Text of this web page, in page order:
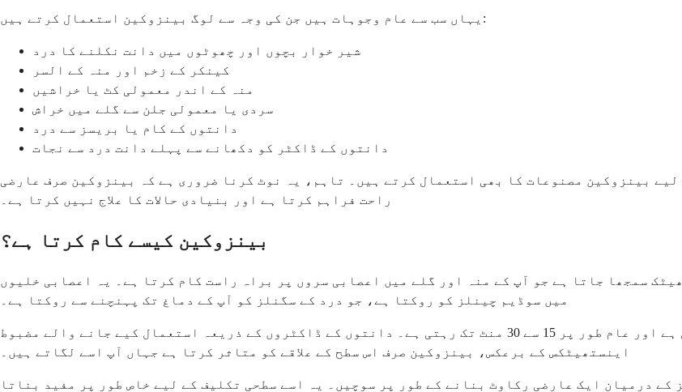
یہاں سب سے عام وجوہات ہیں جن کی وجہ سے لوگ بینزوکین استعمال کرتے ہیں:
شیر خوار بچوں اور چھوٹوں میں دانت نکلنے کا درد
کینکر کے زخم اور منہ کے السر
منہ کے اندر معمولی کٹ یا خراشیں
سردی یا معمولی جلن سے گلے میں خراش
دانتوں کے کام یا بریسز سے درد
دانتوں کے ڈاکٹر کو دکھانے سے پہلے دانت درد سے نجات
بینزوکین مصنوعات کا بھی استعمال کرتے ہیں۔ تاہم، یہ نوٹ کرنا ضروری ہے کہ بینزوکین صرف عارضی
راحت فراہم کرتا ہے اور بنیادی حالات کا علاج نہیں کرتا ہے۔
بینزوکین کیسے کام کرتا ہے؟
سمجھا جاتا ہے جو آپ کے منہ اور گلے میں اعصابی سروں پر براہ راست کام کرتا ہے۔ یہ اعصابی خلیوں
میں سوڈیم چینلز کو روکتا ہے، جو درد کے سگنلز کو آپ کے دماغ تک پہنچنے سے روکتا ہے۔
یہ دوا لگانے کے چند منٹ کے اندر کام کرنا شروع کر دیتی ہے اور عام طور پر 15 سے 30 منٹ تک رہتی ہے۔ دانتوں کے ڈاکٹروں کے ذریعہ استعمال کیے جانے والے مضبوط
اینستھیٹکس کے برعکس، بینزوکین صرف اس سطح کے علاقے کو متاثر کرتا ہے جہاں آپ اسے لگاتے ہیں۔
درمیان ایک عارضی رکاوٹ بنانے کے طور پر سوچیں۔ یہ اسے سطحی تکلیف کے لیے خاص طور پر مفید بناتا